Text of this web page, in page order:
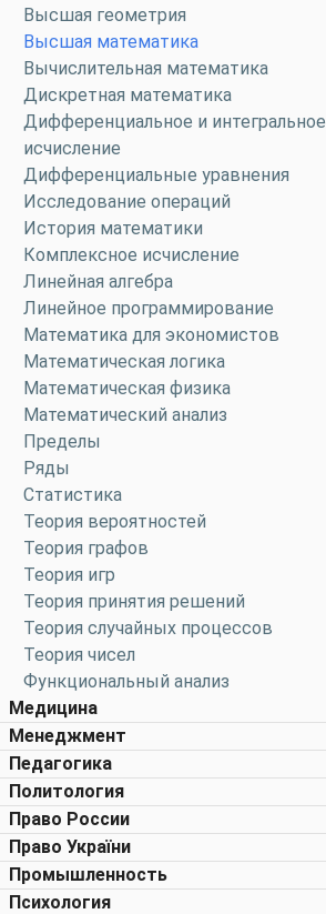
Высшая геометрия
Высшая математика
Вычислительная математика
Дискретная математика
Дифференциальное и интегральное
исчисление
Дифференциальные уравнения
Исследование операций
История математики
Комплексное исчисление
Линейная алгебра
Линейное программирование
Математика для экономистов
Математическая логика
Математическая физика
Математический анализ
Пределы
Ряды
Статистика
Теория вероятностей
Теория графов
Теория игр
Теория принятия решений
Теория случайных процессов
Теория чисел
Функциональный анализ
Медицина
Менеджмент
Педагогика
Политология
Право России
Право України
Промышленность
Психология